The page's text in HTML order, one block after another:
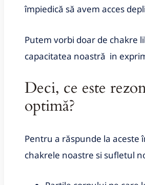
împiedică să avem acces
Putem vorbi doar de chakre
capacitatea noastră in
Deci, ce este
optimă?
Pentru a răspunde la
chakrele noastre si sufletul